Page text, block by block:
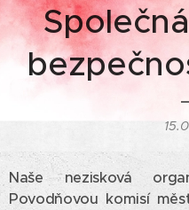
Naše nezisková
Povodňovou komisí